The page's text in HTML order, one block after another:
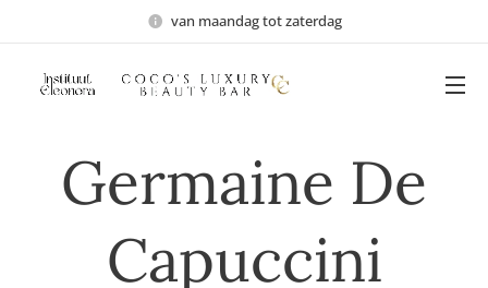
van maandag tot zaterdag
Germaine De
Capuccini